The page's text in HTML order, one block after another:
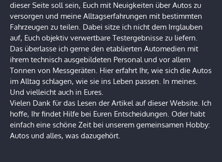
dieser Seite soll sein, Euch mit Neuigkeiten über Autos zu
versorgen und meine Alltagserfahrungen mit bestimmten
Fahrzeugen zu teilen. Dabei sitze ich nicht dem Irrglauben
auf, Euch objektiv verwertbare Testergebnisse zu liefern.
Das überlasse ich gerne den etablierten Automedien mit
ihrem technisch ausgebildeten Personal und vor allem
Tonnen von Messgeräten. Hier erfahrt Ihr, wie sich die Autos
im Alltag schlagen, wie sie ins Leben passen. In meines.
Und vielleicht auch in Eures.
Vielen Dank für das Lesen der Artikel auf dieser Website. Ich
hoffe, Ihr findet Hilfe bei Euren Entscheidungen. Oder habt
einfach eine schöne Zeit bei unserem gemeinsamen Hobby:
Autos und alles, was dazugehört.